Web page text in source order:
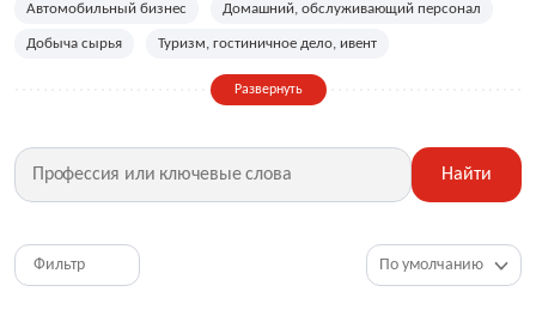
Автомобильный бизнес Домашний, обслуживающий персонал
Добыча сырья Туризм, гостиничное дело, ивент
Дизайн, искусство, ивент
Фитнес, красота, спорт Страхование
Медицина, фармацевтика Маркетинг, PR, реклама
HR, управление персоналом
Топ менеджмент, руководители
Развернуть
Найти
Фильтр